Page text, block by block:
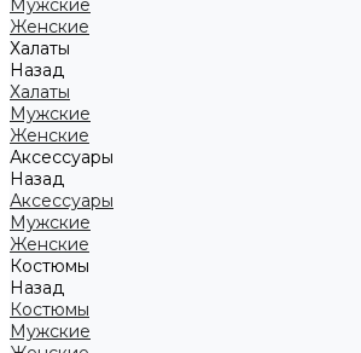
Мужские
Женские
Халаты
Назад
Халаты
Мужские
Женские
Аксессуары
Назад
Аксессуары
Мужские
Женские
Костюмы
Назад
Костюмы
Мужские